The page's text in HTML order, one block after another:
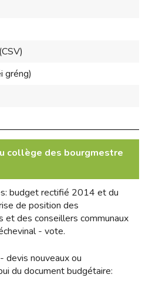
gréng)
collège des bourgmestre
budget rectifié 2014 et du
de position des
et des conseillers communaux
- vote.
devis nouveaux ou
du document budgétaire: